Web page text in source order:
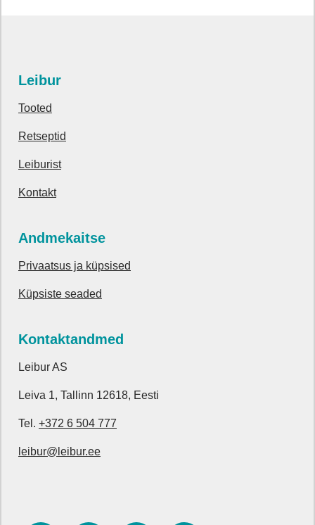
Leibur
Tooted
Retseptid
Leiburist
Kontakt
Andmekaitse
Privaatsus ja küpsised
Küpsiste seaded
Kontaktandmed
Leibur AS
Leiva 1, Tallinn 12618, Eesti
Tel. +372 6 504 777
leibur@leibur.ee